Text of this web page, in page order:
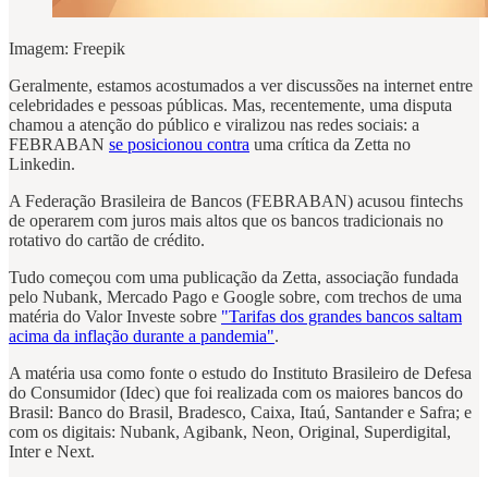
Imagem: Freepik
Geralmente, estamos acostumados a ver discussões na internet entre
celebridades e pessoas públicas. Mas, recentemente, uma disputa
chamou a atenção do público e viralizou nas redes sociais: a
FEBRABAN se posicionou contra uma crítica da Zetta no
Linkedin.
A Federação Brasileira de Bancos (FEBRABAN) acusou fintechs
de operarem com juros mais altos que os bancos tradicionais no
rotativo do cartão de crédito.
Tudo começou com uma publicação da Zetta, associação fundada
pelo Nubank, Mercado Pago e Google sobre, com trechos de uma
matéria do Valor Investe sobre "Tarifas dos grandes bancos saltam
acima da inflação durante a pandemia".
A matéria usa como fonte o estudo do Instituto Brasileiro de Defesa
do Consumidor (Idec) que foi realizada com os maiores bancos do
Brasil: Banco do Brasil, Bradesco, Caixa, Itaú, Santander e Safra; e
com os digitais: Nubank, Agibank, Neon, Original, Superdigital,
Inter e Next.